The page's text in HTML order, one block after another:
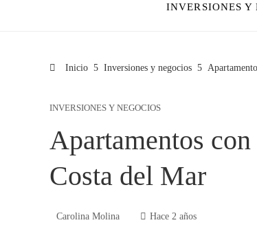
INVERSIONES Y
Inicio Inversiones y negocios
INVERSIONES Y NEGOCIOS
Apartamentos
Costa del Mar
Carolina Molina Hace 2 años